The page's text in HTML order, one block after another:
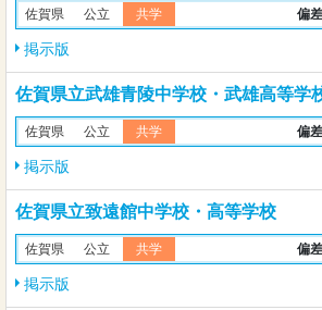
佐賀県 公立 共学 偏
掲示版
佐賀県立武雄青陵中学校・武雄高等学
佐賀県 公立 共学 偏
掲示版
佐賀県立致遠館中学校・高等学校
佐賀県 公立 共学 偏
掲示版